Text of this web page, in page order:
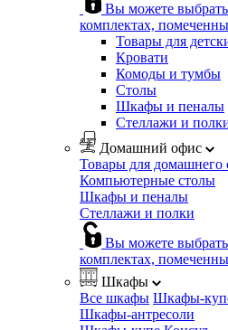
Вы можете
комплектах,
Товары для
Кровати
Комоды и тумбы
Столы
Шкафы и пеналы
Стеллажи и
Домашний офис
Товары для домашнего
Компьютерные столы
Шкафы и пеналы
Стеллажи и полки
Вы можете
комплектах,
Шкафы
Все шкафы Шкафы-
Шкафы-антресоли